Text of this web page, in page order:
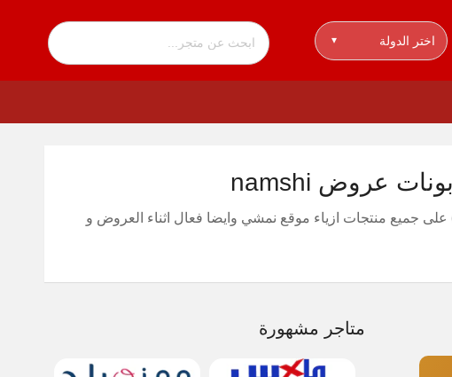
اختر الدولة ▾
على جميع منتجات ازياء موقع نمشي وايضا فعال اثناء العروض و
متاجر مشهورة